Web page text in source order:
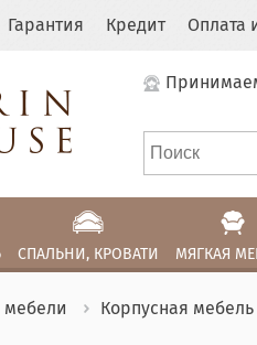
Гарантия Кредит Оплата
СПАЛЬНИ, КРОВАТИ МЯГКАЯ
мебели Корпусная мебель